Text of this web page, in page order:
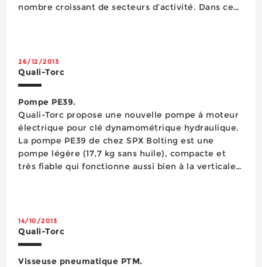
nombre croissant de secteurs d’activité. Dans ce
26/12/2013
Quali-Torc
Pompe PE39.
Quali-Torc propose une nouvelle pompe à moteur
électrique pour clé dynamométrique hydraulique.
La pompe PE39 de chez SPX Bolting est une
pompe légère (17,7 kg sans huile), compacte et
très fiable qui fonctionne aussi bien à la verticale
14/10/2013
Quali-Torc
Visseuse pneumatique PTM.